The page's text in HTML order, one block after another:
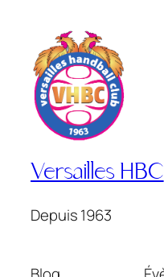
Versailles HBC
Depuis 1963